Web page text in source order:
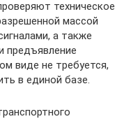
техническое
массой
а также
предъявление
виде не требуется,
в единой базе.